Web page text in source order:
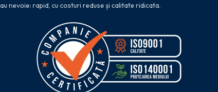
au nevoie: rapid, cu costuri reduse și calitate ridicata.